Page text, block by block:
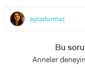
aycadurmaz
Bu
Anneler